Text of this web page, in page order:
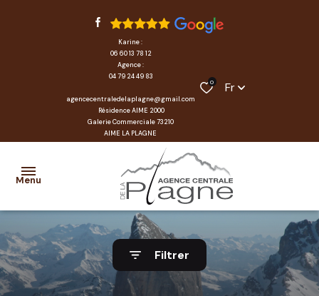
Karine :
06 60 13 78 12
Agence :
04 79 24 49 83
agencecentraledelaplagne@gmail.com
Résidence AIME 2000
Galerie Commerciale 73210
AIME LA PLAGNE
0 Fr
Menu
accueil
locations
Filtrer